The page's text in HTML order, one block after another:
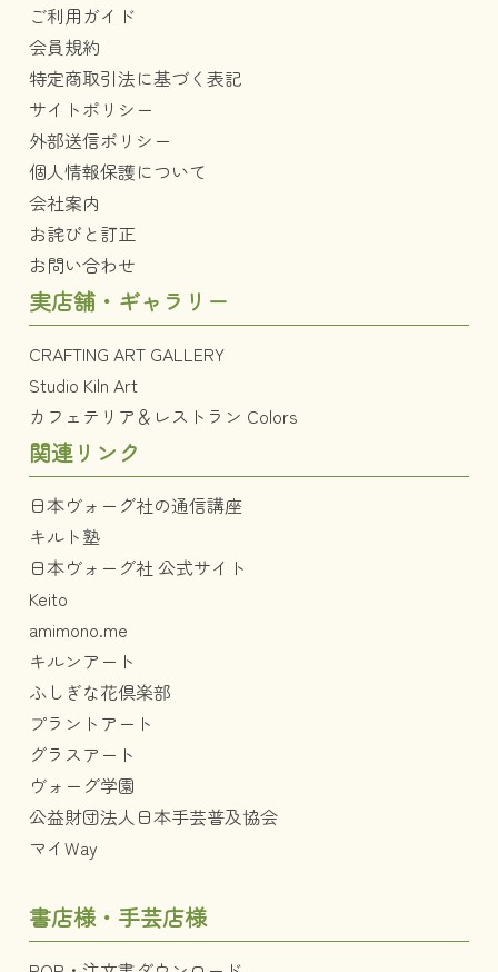
ご利用ガイド
会員規約
特定商取引法に基づく表記
サイトポリシー
外部送信ポリシー
個人情報保護について
会社案内
お詫びと訂正
お問い合わせ
実店舗・ギャラリー
CRAFTING ART GALLERY
Studio Kiln Art
カフェテリア＆レストラン Colors
関連リンク
日本ヴォーグ社の通信講座
キルト塾
日本ヴォーグ社 公式サイト
Keito
amimono.me
キルンアート
ふしぎな花倶楽部
プラントアート
グラスアート
ヴォーグ学園
公益財団法人日本手芸普及協会
マイWay
書店様・手芸店様